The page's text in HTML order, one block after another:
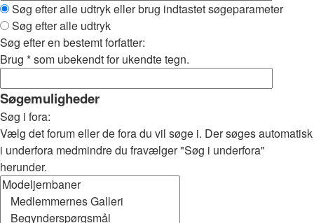
Søg efter alle udtryk eller brug indtastet søgeparameter
Søg efter alle udtryk
Søg efter en bestemt forfatter:
Brug * som ubekendt for ukendte tegn.
Søgemuligheder
Søg i fora:
Vælg det forum eller de fora du vil søge i. Der søges automatisk
i underfora medmindre du fravælger "Søg i underfora"
herunder.